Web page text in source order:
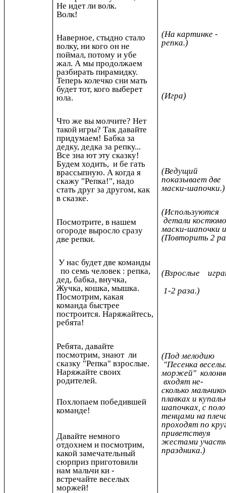
Не идет ли волк.
Волк!
Наверное, стыдно стало
волку, ни кого он не
поймал, потому и убе
жал. А мы продолжаем
разбирать пирамидку.
Теперь колечко сни мать
будет тот, кого выберет
юла.
Что же вы молчите? Нет
такой игры? Так давайте
придумаем! Бабка за
дедку, дедка за репку...
Все зна ют эту сказку!
Будем ходить, и бе гать
врассыпную. А когда я
скажу "Репка!", надо
стать друг за другом, как
в сказке.
Посмотрите, в нашем
огороде выросло сразу
две репки.
У нас будет две команды
по семь человек : репка,
дед, бабка, внучка,
Жучка, кошка, мышка.
Посмотрим, какая
команда быстрее
построится. Наряжайтесь,
ребята!
Ребята, давайте
посмотрим, знают ли
сказку "Репка" взрослые.
Наряжайте своих
родителей.
Похлопаем победившей
команде!
Давайте немного
отдохнем и посмотрим,
какой замечательный
сюрприз приготовили
нам мальчи ки -
встречайте веселых
моржей!
(На картинке -
репка.)
(Игра)
(Ведущий
показывает две
маски-шапочки.)
детали
маски-шапочки
(Повторить 2
(Взрослые
1-2 раза.)
(Под мелодию
"Песенка
моржей"
входят не-
сколько
плавках и
шапочках, с поло
тенцами на
проходят по
приветствуя
жестами
праздника.)